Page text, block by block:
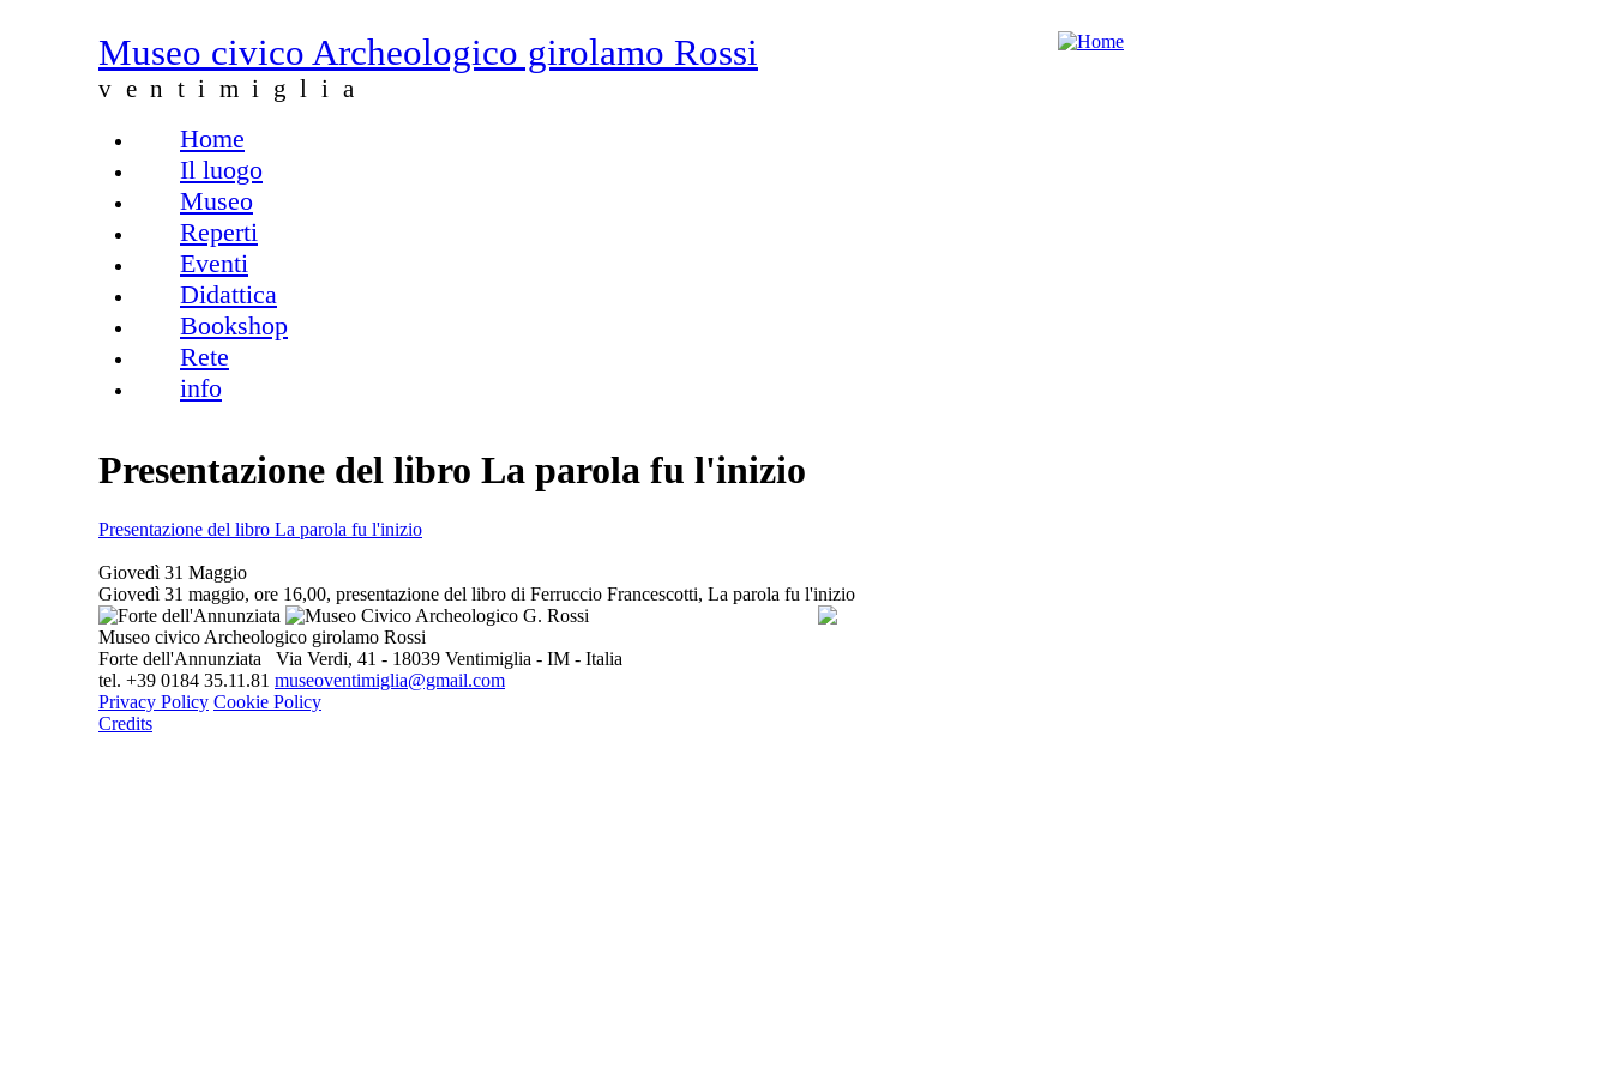
Museo civico Archeologico girolamo Rossi
ventimiglia
Menu principale
Home
Il luogo
Museo
Reperti
Eventi
Didattica
Bookshop
Rete
info
Presentazione del libro La parola fu l'inizio
Presentazione del libro La parola fu l'inizio
Giovedì 31 Maggio
Giovedì 31 maggio, ore 16,00, presentazione del libro di Ferruccio Francescotti, La parola fu l'inizio
Museo civico Archeologico girolamo Rossi
Forte dell'Annunziata Via Verdi, 41 - 18039 Ventimiglia - IM - Italia
tel. +39 0184 35.11.81 museoventimiglia@gmail.com
Privacy Policy Cookie Policy
Credits